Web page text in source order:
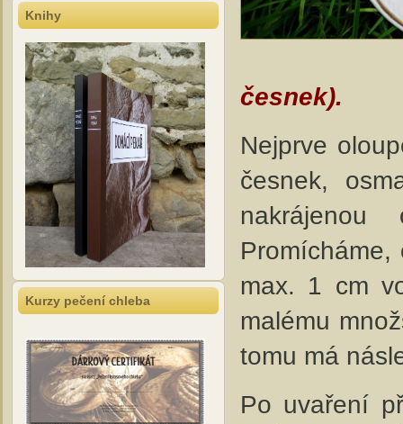
Knihy
Kurzy pečení chleba
česnek).
Nejprve
česnek,
max. 1 cm
malému
tomu má
Po uvaření